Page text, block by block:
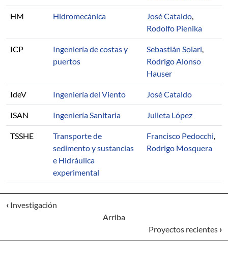
HM Hidromecánica José Cataldo,
Rodolfo Pienika
ICP
Ingeniería de costas y
puertos
Sebastián Solari,
Rodrigo Alonso
Hauser
IdeV Ingeniería del Viento José Cataldo
ISAN Ingeniería Sanitaria Julieta López
TSSHE
Transporte de
sedimento y sustancias
e Hidráulica
experimental
Francisco Pedocchi,
Rodrigo Mosquera
‹ Investigación
Arriba
Proyectos recientes ›